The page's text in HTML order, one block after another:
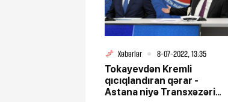
Xəbərlər
8-07-2022, 13:35
Tokayevdən Kremli
qıcıqlandıran qərar -
Astana niyə Transxəzəri